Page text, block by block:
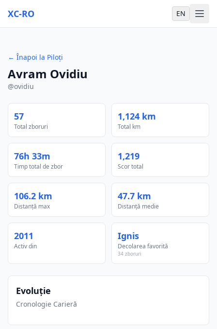
XC-RO EN
← Înapoi la Piloți
Avram Ovidiu
@ovidiu
57
Total zboruri
1,124 km
Total km
76h 33m
Timp total de zbor
1,219
Scor total
106.2 km
Distanță max
47.7 km
Distanță medie
2011
Activ din
Ignis
Decolarea favorită
34 zboruri
Evoluție
Cronologie Carieră